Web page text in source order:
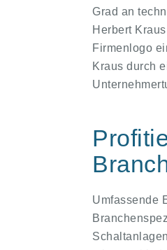
Grad an
Herbert
Firmenlogo
Kraus durch
Umfassende